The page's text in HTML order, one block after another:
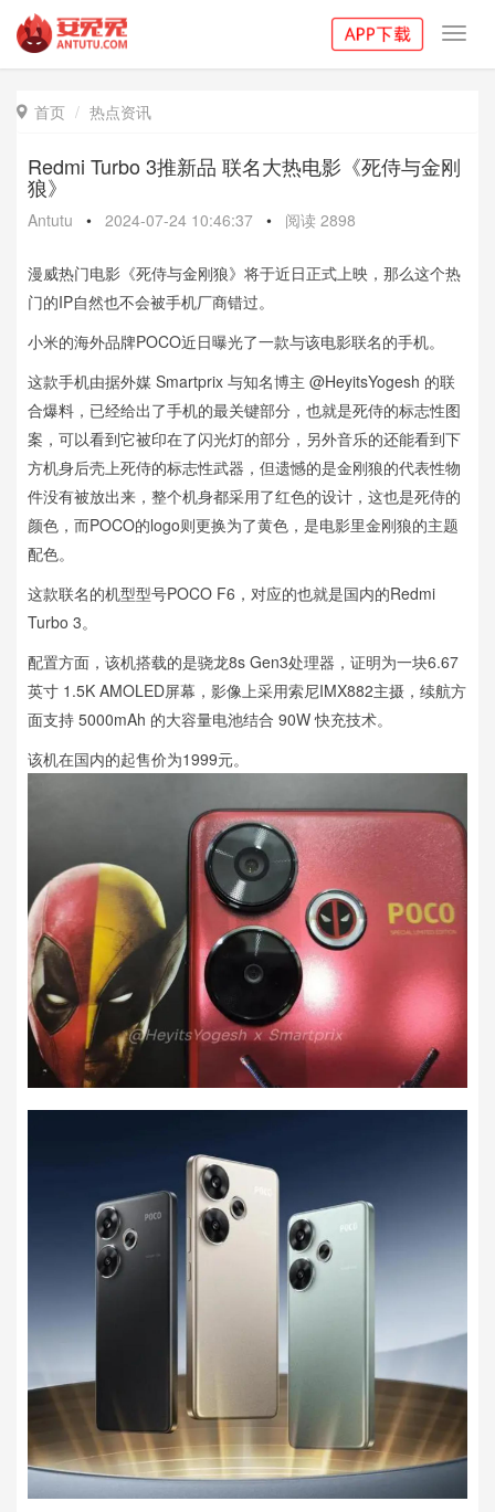
 首页 热点资讯
Redmi Turbo 3推新品 联名大热电影《死侍与金刚
狼》
Antutu • 2024-07-24 10:46:37 • 阅读 2898
漫威热门电影《死侍与金刚狼》将于近日正式上映，那么这个热
门的IP自然也不会被手机厂商错过。
小米的海外品牌POCO近日曝光了一款与该电影联名的手机。
这款手机由据外媒 Smartprix 与知名博主 @HeyitsYogesh 的联
合爆料，已经给出了手机的最关键部分，也就是死侍的标志性图
案，可以看到它被印在了闪光灯的部分，另外音乐的还能看到下
方机身后壳上死侍的标志性武器，但遗憾的是金刚狼的代表性物
件没有被放出来，整个机身都采用了红色的设计，这也是死侍的
颜色，而POCO的logo则更换为了黄色，是电影里金刚狼的主题
配色。
这款联名的机型型号POCO F6，对应的也就是国内的Redmi
Turbo 3。
配置方面，该机搭载的是骁龙8s Gen3处理器，证明为一块6.67
英寸 1.5K AMOLED屏幕，影像上采用索尼IMX882主摄，续航方
面支持 5000mAh 的大容量电池结合 90W 快充技术。
该机在国内的起售价为1999元。